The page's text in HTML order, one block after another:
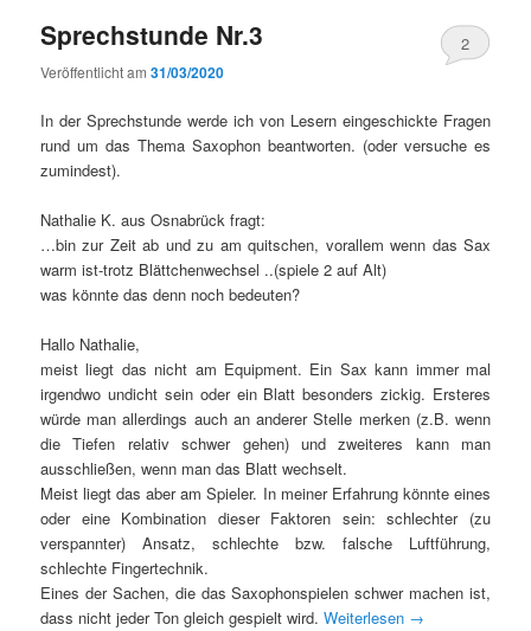
Sprechstunde Nr.3
Veröffentlicht am31/03/2020
2
In der Sprechstunde werde ich von Lesern eingeschickte Fragen
rund um das Thema Saxophon beantworten. (oder versuche es
zumindest).
Nathalie K. aus Osnabrück fragt:
…bin zur Zeit ab und zu am quitschen, vorallem wenn das Sax
warm ist-trotz Blättchenwechsel ..(spiele 2 auf Alt)
was könnte das denn noch bedeuten?
Hallo Nathalie,
meist liegt das nicht am Equipment. Ein Sax kann immer mal
irgendwo undicht sein oder ein Blatt besonders zickig. Ersteres
würde man allerdings auch an anderer Stelle merken (z.B. wenn
die Tiefen relativ schwer gehen) und zweiteres kann man
ausschließen, wenn man das Blatt wechselt.
Meist liegt das aber am Spieler. In meiner Erfahrung könnte eines
oder eine Kombination dieser Faktoren sein: schlechter (zu
verspannter) Ansatz, schlechte bzw. falsche Luftführung,
schlechte Fingertechnik.
Eines der Sachen, die das Saxophonspielen schwer machen ist,
dass nicht jeder Ton gleich gespielt wird.Weiterlesen →